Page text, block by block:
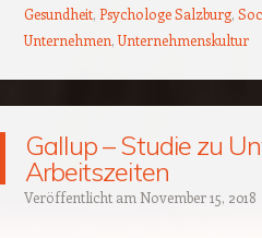
Gesundheit, Psychologe Salzburg,
Unternehmen,Unternehmenskultur
Gallup – Studie zu
Arbeitszeiten
Veröffentlicht am November 15, 2018